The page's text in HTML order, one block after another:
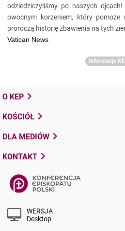
odziedziczyliśmy po naszych
owocnym korzeniem, który
proroczą historię zbawienia na tych
Vatican News
Informacje
O KEP
KOŚCIÓŁ
DLA MEDIÓW
KONTAKT
WERSJA
Desktop